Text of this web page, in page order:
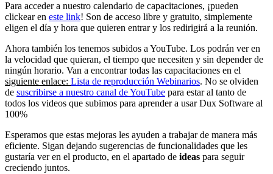
Para acceder a nuestro calendario de capacitaciones, ¡pueden
clickear en este link! Son de acceso libre y gratuito, simplemente
eligen el día y hora que quieren entrar y los redirigirá a la reunión.
Ahora también los tenemos subidos a YouTube. Los podrán ver en
la velocidad que quieran, el tiempo que necesiten y sin depender de
ningún horario. Van a encontrar todas las capacitaciones en el
siguiente enlace: Lista de reproducción Webinarios. No se olviden
de suscribirse a nuestro canal de YouTube para estar al tanto de
todos los videos que subimos para aprender a usar Dux Software al
100%
Esperamos que estas mejoras les ayuden a trabajar de manera más
eficiente. Sigan dejando sugerencias de funcionalidades que les
gustaría ver en el producto, en el apartado de ideas para seguir
creciendo juntos.